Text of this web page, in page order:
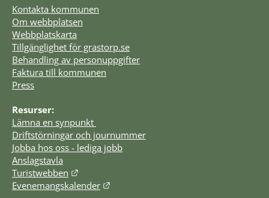
Kontakta kommunen
Om webbplatsen
Webbplatskarta
Tillgänglighet för grastorp.se
Behandling av personuppgifter
Faktura till kommunen
Press
Resurser:
Lämna en synpunkt
Driftstörningar och journummer
Jobba hos oss - lediga jobb
Anslagstavla
Turistwebben
Länk till annan webbplats.
Evenemangskalender
Länk till annan webbplats.